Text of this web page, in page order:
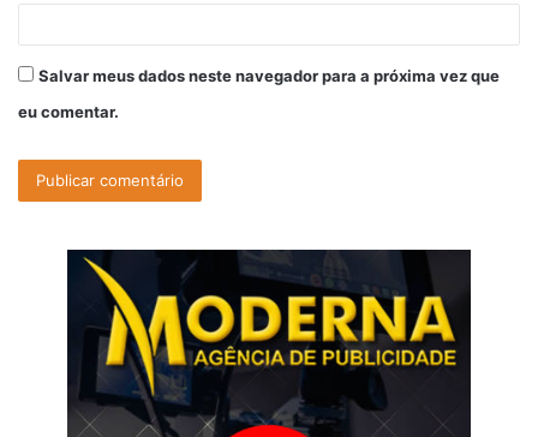
Salvar meus dados neste navegador para a próxima vez que
eu comentar.